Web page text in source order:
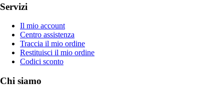
Servizi
Il mio account
Centro assistenza
Traccia il mio ordine
Restituisci il mio ordine
Codici sconto
Chi siamo